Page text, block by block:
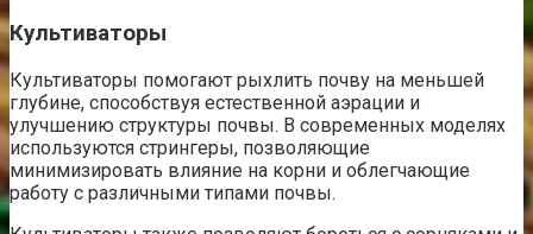
Культиваторы
Культиваторы помогают рыхлить почву на меньшей
глубине, способствуя естественной аэрации и
улучшению структуры почвы. В современных моделях
используются стрингеры, позволяющие
минимизировать влияние на корни и облегчающие
работу с различными типами почвы.